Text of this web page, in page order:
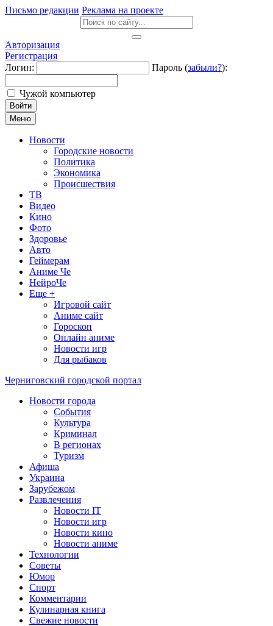
Письмо редакции Реклама на проекте
Авторизация
Регистрация
Логин:
Пароль (забыли?):
Чужой компьютер
Войти
Меню
Новости
Городские новости
Политика
Экономика
Происшествия
ТВ
Видео
Кино
Фото
Здоровье
Авто
Геймерам
Аниме Че
НейроЧе
Еще +
Игровой сайт
Аниме сайт
Гороскоп
Онлайн аниме
Новости игр
Для рыбаков
Черниговский городской портал
Новости города
События
Культура
Криминал
В регионах
Туризм
Афиша
Украина
Зарубежом
Развлечения
Новости IT
Новости игр
Новости кино
Новости аниме
Технологии
Советы
Юмор
Спорт
Комментарии
Кулинарная книга
Свежие новости